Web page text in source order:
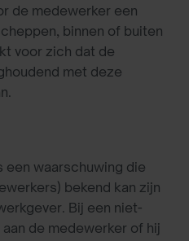
de medewerker een
binnen of buiten
voor zich dat de
met deze
een waarschuwing die
bekend kan zijn
Bij een niet-
de medewerker of hij